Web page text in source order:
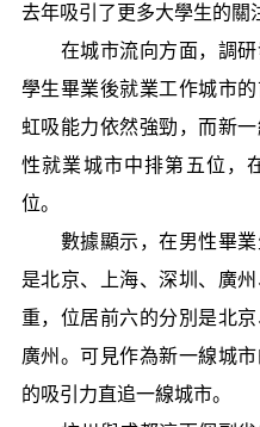
去年吸引了更多大學生的關
在城市流向方面，調研
學生畢業後就業工作城市
虹吸能力依然強勁，而新
性就業城市中排第五位，
位。
數據顯示，在男性畢業
是北京、上海、深圳、廣
重，位居前六的分別是北
廣州。可見作為新一線城
的吸引力直追一線城市。